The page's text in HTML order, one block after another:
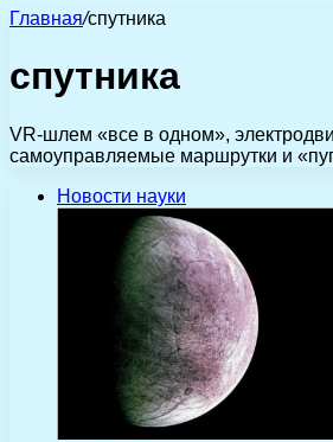
Главная/спутника
спутника
VR-шлем «все в одном»,
самоуправляемые маршрутки и
Новости науки